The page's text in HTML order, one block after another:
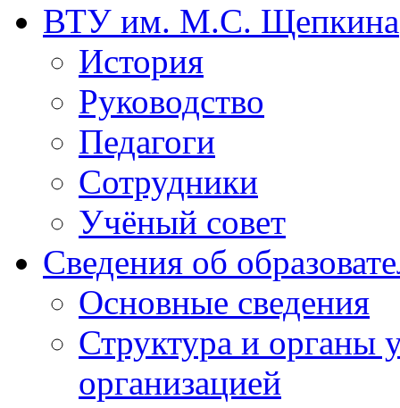
ВТУ им. М.С. Щепкина
История
Руководство
Педагоги
Сотрудники
Учёный совет
Сведения об
Основные сведения
Структура и органы
организацией